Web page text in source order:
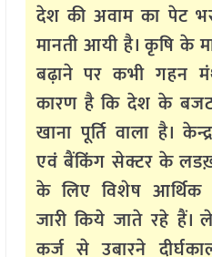
देश की अवाम का पेट
मानती आयी है। कृषि के
बढ़ाने पर कभी गहन
कारण है कि देश के बजट
खाना पूर्ति वाला है।
एवं बैंकिंग सेक्टर के
के लिए विशेष
जारी किये जाते रहे हैं।
कर्ज से उबारने